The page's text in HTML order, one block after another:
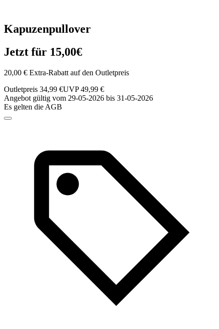
Kapuzenpullover
Jetzt für 15,00€
20,00 € Extra-Rabatt auf den Outletpreis
Outletpreis 34,99 €UVP 49,99 €
Angebot gültig vom 29-05-2026 bis 31-05-2026
Es gelten die AGB